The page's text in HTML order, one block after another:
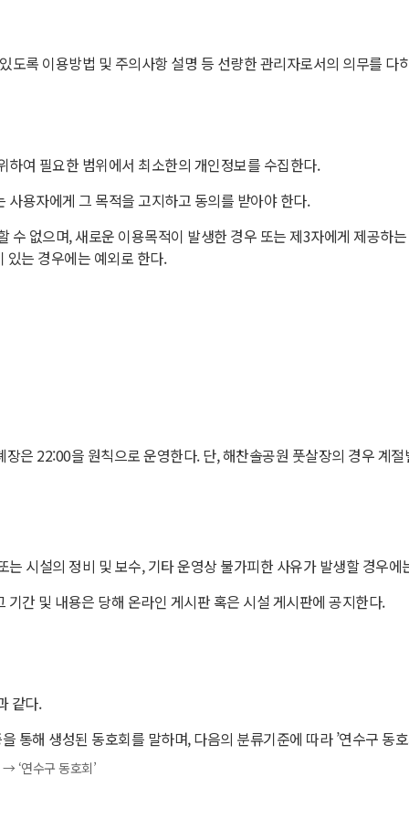
도록 이용방법 및 주의사항 설명 등 선량한 관리자로서의 의무를 다
여 필요한 범위에서 최소한의 개인정보를 수집한다.
용자에게 그 목적을 고지하고 동의를 받아야 한다.
수 없으며, 새로운 이용목적이 발생한 경우 또는 제3자에게 제공하
있는 경우에는 예외로 한다.
은 22:00을 원칙으로 운영한다. 단, 해찬솔공원 풋살장의 경우 계
시설의 정비 및 보수, 기타 운영상 불가피한 사유가 발생할 경우
기간 및 내용은 당해 온라인 게시판 혹은 시설 게시판에 공지한다.
같다.
통해 생성된 동호회를 말하며, 다음의 분류기준에 따라 ’연수구 동호
‘연수구 동호회’